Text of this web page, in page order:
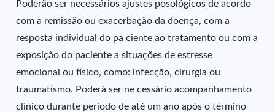
Poderão ser necessários ajustes posológicos de acordo
com a remissão ou exacerbação da doença, com a
resposta individual do pa ciente ao tratamento ou com a
exposição do paciente a situações de estresse
emocional ou físico, como: infecção, cirurgia ou
traumatismo. Poderá ser ne cessário acompanhamento
clínico durante período de até um ano após o término